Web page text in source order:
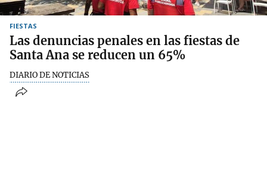
FIESTAS
Las denuncias penales en las fiestas de
Santa Ana se reducen un 65%
DIARIO DE NOTICIAS